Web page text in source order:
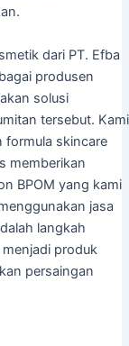
dari PT. Efba
produsen
solusi
tersebut. Kami
formula skincare
memberikan
BPOM yang kami
jasa
langkah
produk
persaingan